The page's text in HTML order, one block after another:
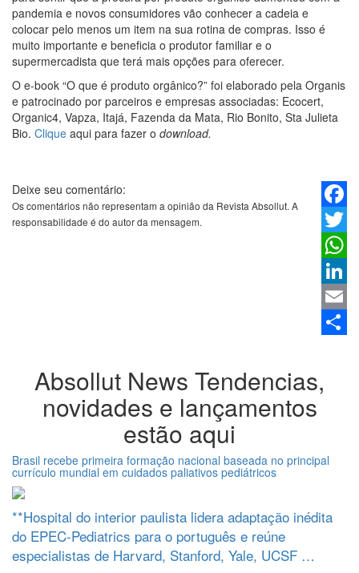
pandemia e novos consumidores vão conhecer a cadeia e
colocar pelo menos um item na sua rotina de compras. Isso é
muito importante e beneficia o produtor familiar e o
supermercadista que terá mais opções para oferecer.
O e-book “O que é produto orgânico?” foi elaborado pela Organis
e patrocinado por parceiros e empresas associadas: Ecocert,
Organic4, Vapza, Itajá, Fazenda da Mata, Rio Bonito, Sta Julieta
Bio. Clique aqui para fazer o download.
Twitter
Email
Deixe seu comentário:
Os comentários não representam a opinião da Revista Absollut. A
responsabilidade é do autor da mensagem.
Absollut News Tendencias,
novidades e lançamentos
estão aqui
Brasil recebe primeira formação nacional baseada no principal
currículo mundial em cuidados paliativos pediátricos
**Hospital do interior paulista lidera adaptação inédita
do EPEC-Pediatrics para o português e reúne
especialistas de Harvard, Stanford, Yale, UCSF …